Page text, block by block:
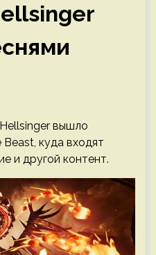
вышло
куда входят
и другой контент.